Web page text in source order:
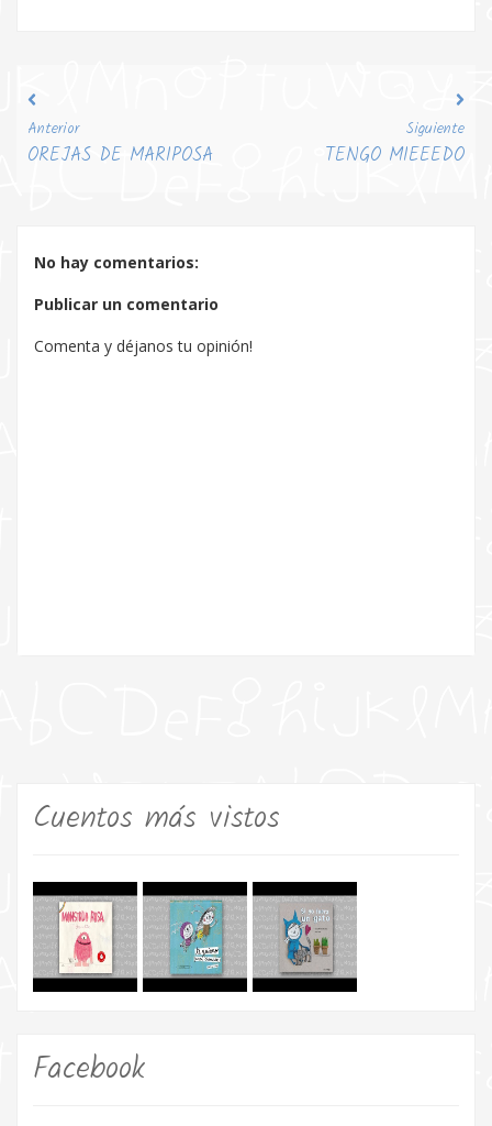
Anterior
OREJAS DE MARIPOSA
Siguiente
TENGO MIEEEDO
No hay comentarios:
Publicar un comentario
Comenta y déjanos tu opinión!
Cuentos más vistos
Facebook